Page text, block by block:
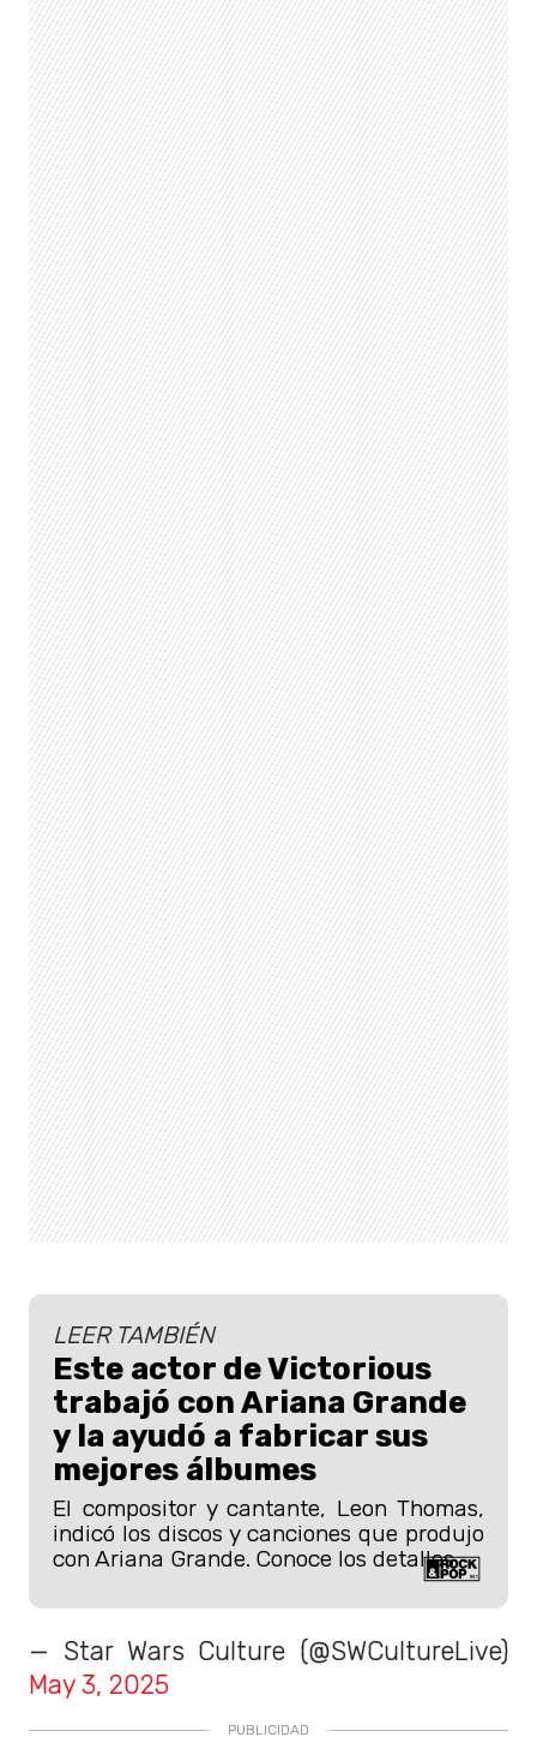
LEER TAMBIÉN
Este actor de Victorious
trabajó con Ariana Grande
y la ayudó a fabricar sus
mejores álbumes
El compositor y cantante, Leon Thomas,
indicó los discos y canciones que produjo
con Ariana Grande. Conoce los detalles.
— Star Wars Culture (@SWCultureLive)
May 3, 2025